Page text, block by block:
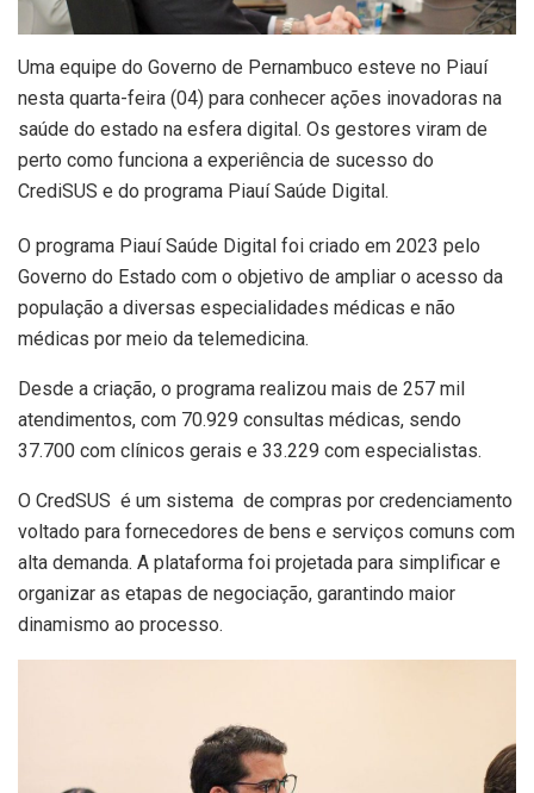
Uma equipe do Governo de Pernambuco esteve no Piauí
nesta quarta-feira (04) para conhecer ações inovadoras na
saúde do estado na esfera digital. Os gestores viram de
perto como funciona a experiência de sucesso do
CrediSUS e do programa Piauí Saúde Digital.
O programa Piauí Saúde Digital foi criado em 2023 pelo
Governo do Estado com o objetivo de ampliar o acesso da
população a diversas especialidades médicas e não
médicas por meio da telemedicina.
Desde a criação, o programa realizou mais de 257 mil
atendimentos, com 70.929 consultas médicas, sendo
37.700 com clínicos gerais e 33.229 com especialistas.
O CredSUS é um sistema de compras por credenciamento
voltado para fornecedores de bens e serviços comuns com
alta demanda. A plataforma foi projetada para simplificar e
organizar as etapas de negociação, garantindo maior
dinamismo ao processo.